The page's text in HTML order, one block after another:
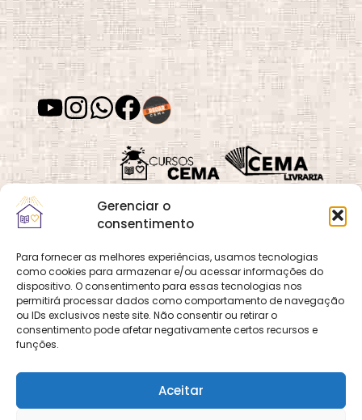
Gerenciar o
consentimento
Para fornecer as melhores experiências, usamos tecnologias
como cookies para armazenar e/ou acessar informações do
dispositivo. O consentimento para essas tecnologias nos
permitirá processar dados como comportamento de navegação
ou IDs exclusivos neste site. Não consentir ou retirar o
consentimento pode afetar negativamente certos recursos e
funções.
Aceitar
Quadra 02, Lote 16,
Vila Vicentina,
Planaltina, Brasília-
DF. CEP 73.320-140
CNPJ: 01.600.089/0001-
OCemaneté um site
que pertence e é gerido
pelo CEMA, assim